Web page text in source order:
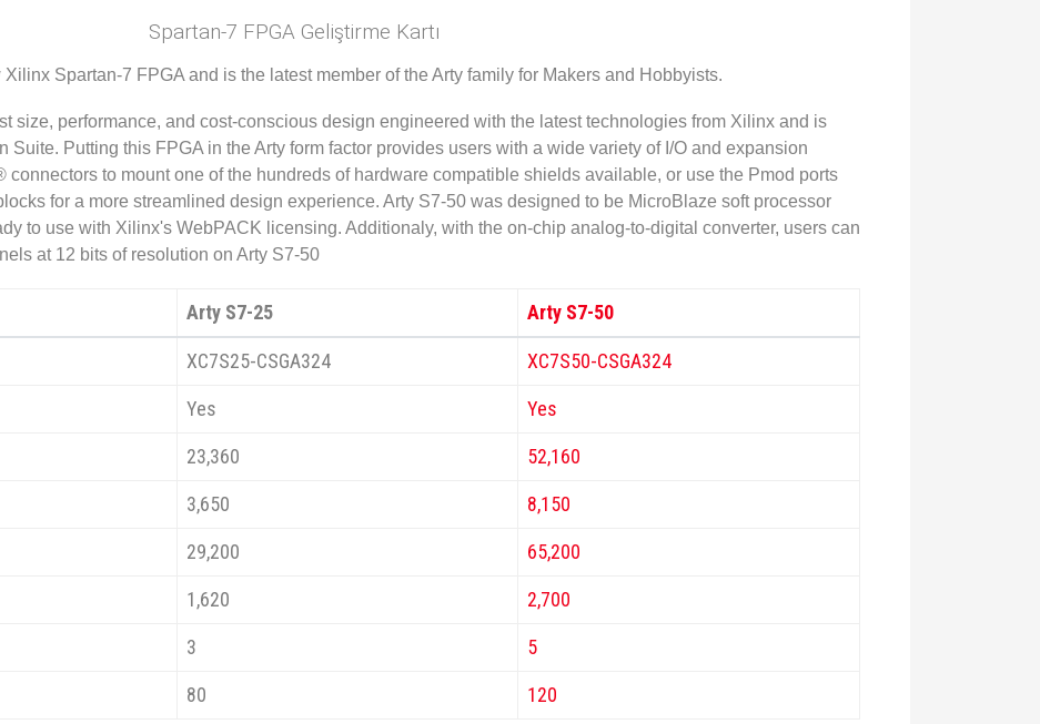
Spartan-7 FPGA Geliştirme Kartı
Spartan-7 FPGA and is the latest member of the Arty family for Makers and Hobbyists.
size, performance, and cost-conscious design engineered with the latest technologies from Xilinx and is
Putting this FPGA in the Arty form factor provides users with a wide variety of I/O and expansion
to mount one of the hundreds of hardware compatible shields available, or use the Pmod ports
for a more streamlined design experience. Arty S7-50 was designed to be MicroBlaze soft processor
to use with Xilinx's WebPACK licensing. Additionaly, with the on-chip analog-to-digital converter, users can
at 12 bits of resolution on Arty S7-50
Arty S7-25 Arty S7-50
XC7S25-CSGA324 XC7S50-CSGA324
Yes Yes
23,360 52,160
3,650 8,150
29,200 65,200
1,620 2,700
3 5
80 120